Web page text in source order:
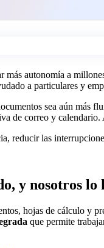
autonomía a
a particulares y
sea aún más
de correo y
reducir las
y nosotros
hojas de cálculo y
que permite